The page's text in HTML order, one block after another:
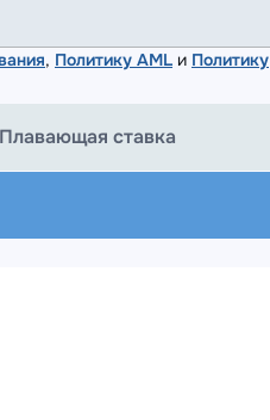
, Политику AML и Политику
Плавающая ставка